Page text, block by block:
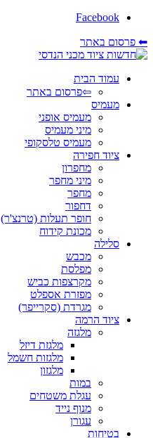
Facebook
⬅ פרסום באתר
עמוד הבית
⇦פרסום באתר
מעמיס
מעמיס אופני
מיני מעמיס
מעמיס טלסקופי
ציוד חפירה
מחפרון
מיני מחפר
מחפר
דחפור
חופר תעלות (טרנצ'ר)
מכונת קידוח
סלילה
מכבש
מפלסת
מקרצפות כביש
מפזרת אספלט
מגרדת (סקרייפר)
ציוד הרמה
מלגזה
מלגזת דיזל
מלגזות חשמל
מלגזון
במות
עגלת משטחים
מנוף נייד
עגורן
בטיחות